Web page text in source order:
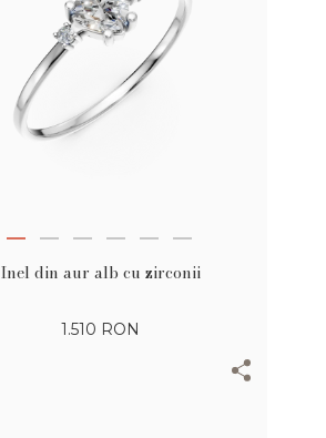
Inel din aur alb cu zirconii
1.510 RON